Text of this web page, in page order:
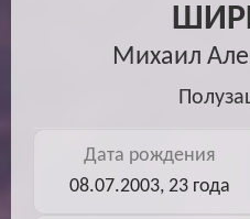
Михаил
Дата рождения
08.07.2003, 23 года